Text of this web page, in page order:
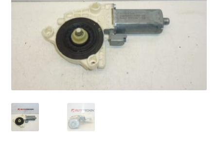
Контакт
Моята сметка
Политика за поверителност
Правила и условия